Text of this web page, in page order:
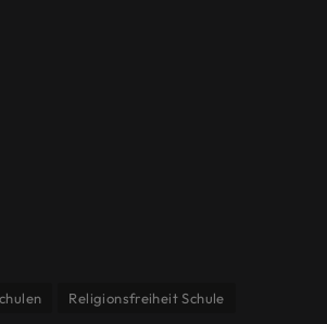
Religionsfreiheit Schule